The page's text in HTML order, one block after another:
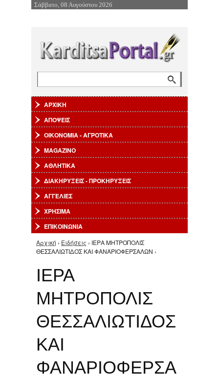
Επιστροφή στην Πλοήγηση
Σάββατο, 08 Αυγούστου 2026
ΑΡΧΙΚΗ
ΑΠΟΨΕΙΣ
ΟΙΚΟΝΟΜΙΑ - ΑΓΡΟΤΙΚΑ
MAGAZINO
ΑΘΛΗΤΙΚΑ
ΔΙΑΚΗΡΥΞΕΙΣ - ΠΡΟΚΗΡΥΞΕΙΣ
ΑΓΓΕΛΙΕΣ
ΧΡΗΣΙΜΑ
ΕΠΙΚΟΙΝΩΝΙΑ
Είστε εδώ
Αρχική › Ειδήσεις › ΙΕΡΑ ΜΗΤΡΟΠΟΛΙΣ
ΘΕΣΣΑΛΙΩΤΙΔΟΣ ΚΑΙ ΦΑΝΑΡΙΟΦΕΡΣΑΛΩΝ ›
ΙΕΡΑ
ΜΗΤΡΟΠΟΛΙΣ
ΘΕΣΣΑΛΙΩΤΙΔΟΣ
ΚΑΙ
ΦΑΝΑΡΙΟΦΕΡΣΑ